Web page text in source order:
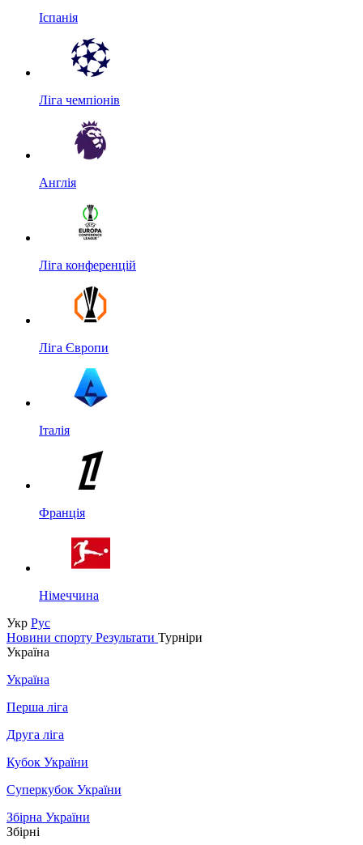
Іспанія
Ліга чемпіонів
Англія
Ліга конференцій
Ліга Європи
Італія
Франція
Німеччина
Укр Рус
Новини спорту Результати Турніри
Україна
Україна
Перша ліга
Друга ліга
Кубок України
Суперкубок України
Збірна України
Збірні